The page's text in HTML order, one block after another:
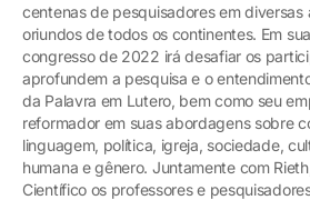
centenas de pesquisadores em diversas
oriundos de todos os continentes. Em
congresso de 2022 irá desafiar os
aprofundem a pesquisa e o
da Palavra em Lutero, bem como seu
reformador em suas abordagens sobre
linguagem, política, igreja, sociedade,
humana e gênero. Juntamente com
Científico os professores e